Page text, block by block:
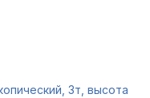
3т, высота